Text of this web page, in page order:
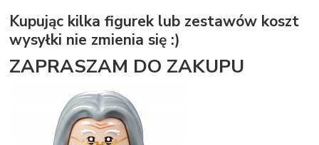
Kupując kilka figurek lub zestawów koszt
wysyłki nie zmienia się :)
ZAPRASZAM DO ZAKUPU